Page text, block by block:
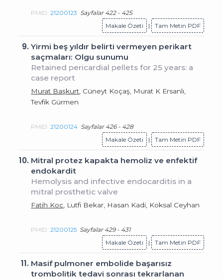
PMID:21200123 Sayfalar 422 - 425
Makale Özeti
| Tam Metin PDF
9.Yirmi beş yıldır belirti vermeyen perikart
saçmaları: Olgu sunumu
Retained pericardial pellets for 25 years: a
case report
Murat Başkurt , Cüneyt Koçaş, Murat K Ersanlı,
Tevfik Gürmen
PMID:21200124 Sayfalar 426 - 428
Makale Özeti
| Tam Metin PDF
10. Mitral protez kapakta hemoliz ve enfektif
endokardit
Hemolysis and infective endocarditis in a
mitral prosthetic valve
Fatih Koc , Lutfi Bekar, Hasan Kadi, Koksal Ceyhan
PMID:21200125 Sayfalar 429 - 431
Makale Özeti
| Tam Metin PDF
11. Masif pulmoner embolide başarısız
trombolitik tedavi sonrası tekrarlanan